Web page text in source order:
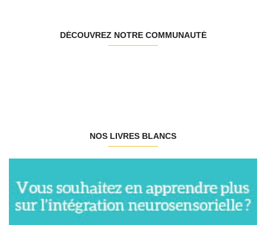
DÉCOUVREZ NOTRE COMMUNAUTÉ
NOS LIVRES BLANCS